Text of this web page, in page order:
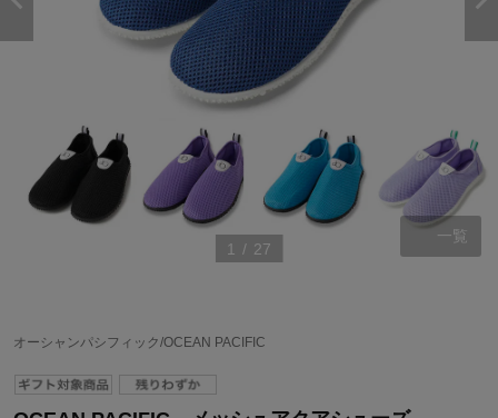
1 / 27
一覧
オーシャンパシフィック/OCEAN PACIFIC